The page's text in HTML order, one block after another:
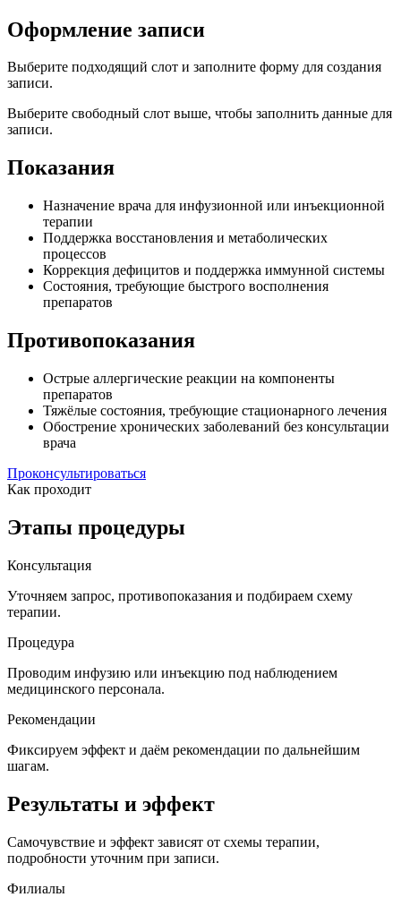
Оформление записи
Выберите подходящий слот и заполните форму для создания
записи.
Выберите свободный слот выше, чтобы заполнить данные для
записи.
Показания
Назначение врача для инфузионной или инъекционной
терапии
Поддержка восстановления и метаболических
процессов
Коррекция дефицитов и поддержка иммунной системы
Состояния, требующие быстрого восполнения
препаратов
Противопоказания
Острые аллергические реакции на компоненты
препаратов
Тяжёлые состояния, требующие стационарного лечения
Обострение хронических заболеваний без консультации
врача
Проконсультироваться
Как проходит
Этапы процедуры
Консультация
Уточняем запрос, противопоказания и подбираем схему
терапии.
Процедура
Проводим инфузию или инъекцию под наблюдением
медицинского персонала.
Рекомендации
Фиксируем эффект и даём рекомендации по дальнейшим
шагам.
Результаты и эффект
Самочувствие и эффект зависят от схемы терапии,
подробности уточним при записи.
Филиалы